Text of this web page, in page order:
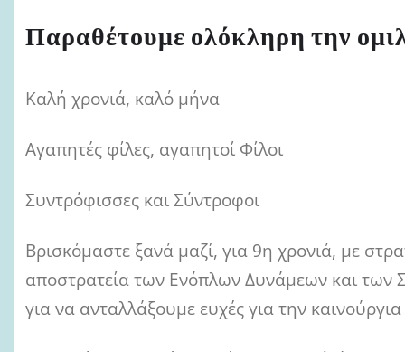
Παραθέτουμε ολόκληρη την
Καλή χρονιά, καλό μήνα
Αγαπητές φίλες, αγαπητοί Φίλοι
Συντρόφισσες και Σύντροφοι
Βρισκόμαστε ξανά μαζί, για 9η χρονιά, με
αποστρατεία των Ενόπλων Δυνάμεων και των
για να ανταλλάξουμε ευχές για την